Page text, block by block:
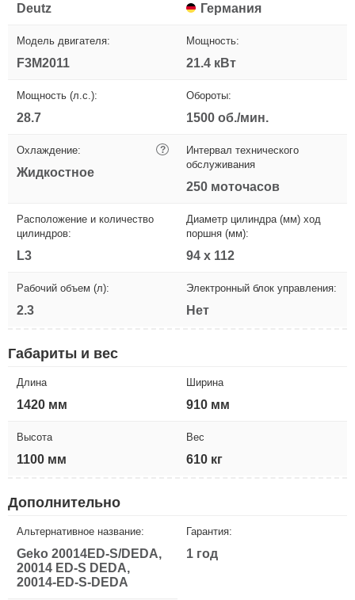
Deutz Германия
Модель двигателя:
F3M2011
Мощность:
21.4 кВт
Мощность (л.с.):
28.7
Обороты:
1500 об./мин.
Охлаждение: ?
Жидкостное
Интервал технического
обслуживания
250 моточасов
Расположение и количество
цилиндров:
L3
Диаметр цилиндра (мм) ход
поршня (мм):
94 x 112
Рабочий объем (л):
2.3
Электронный блок управления:
Нет
Габариты и вес
Длина
1420 мм
Ширина
910 мм
Высота
1100 мм
Вес
610 кг
Дополнительно
Альтернативное название:
Geko 20014ED-S/DEDA,
20014 ED-S DEDA,
20014-ED-S-DEDA
Гарантия:
1 год